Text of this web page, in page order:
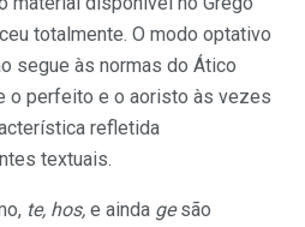
totalmente. O modo optativo
segue às normas do Ático
o perfeito e o aoristo às vezes
refletida
textuais.
te, hos, e ainda gesão